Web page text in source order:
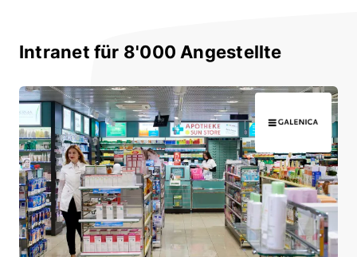
Intranet für 8'000 Angestellte